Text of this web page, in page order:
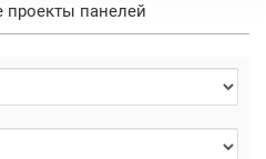
панелей